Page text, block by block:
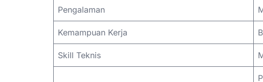
Pengalaman
Kemampuan Kerja
Skill Teknis